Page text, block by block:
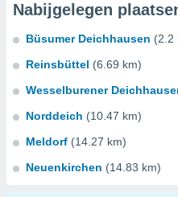
Nabijgelegen
Büsumer Deichhausen (2.2
Reinsbüttel (6.69 km)
Wesselburener
Norddeich (10.47 km)
Meldorf (14.27 km)
Neuenkirchen (14.83 km)